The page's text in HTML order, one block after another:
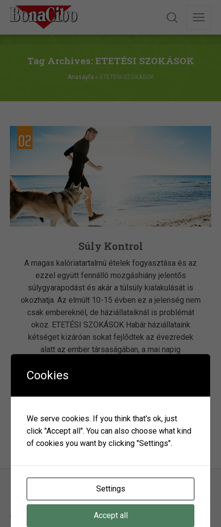
Tag Archives: ETETÉSI SZOKÁSOK
Anasayfa » ETETÉSI SZOKÁSOK
Súly Kontrol
A magas kalóriatartalmú ételek fogyasztása és az
ezzel együtt fennálló mozgáshiány jelentős
súlygyarapodást és akár a túlsúly kialakulását is
okozhatja. Az elmúlt 10-15 évben ez a jelenség nem
csak embereknél, de háziállataiknál is problémát
okoz. ETETÉSI SZOKÁSOK Habár háziállataink
kétséget kizáróan sokat fejlődtek az évezredek
alatt az ember társaságában, a mai napig
Cookies
We serve cookies. If you think that's ok, just
click "Accept all". You can also choose what kind
of cookies you want by clicking "Settings".
Settings
Accept all